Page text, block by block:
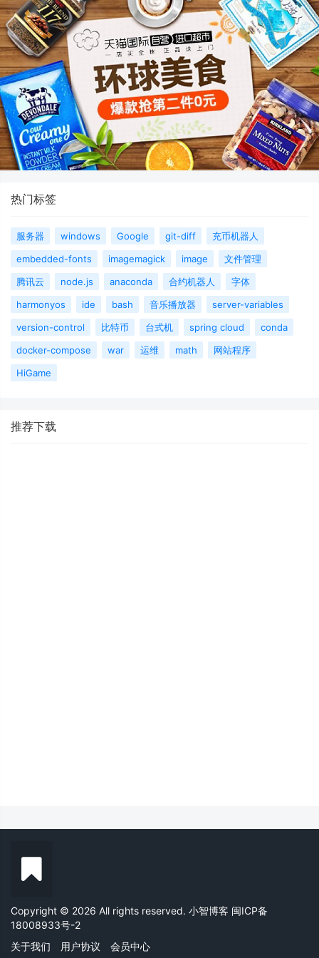
热门标签
服务器 windows Google git-diff
充币机器人
embedded-fonts
imagemagick image
文件管理
腾讯云
node.js anaconda 合约机器人
字体
harmonyos
ide bash 音乐播放器
server-variables
version-control
比特币 台式机 spring cloud
conda
docker-compose
war 运维 math
网站程序
HiGame
推荐下载
Copyright © 2026 All rights reserved. 小智博客 闽ICP备
18008933号-2
关于我们
用户协议 会员中心